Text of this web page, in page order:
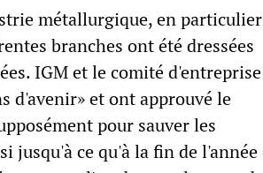
métallurgique, en particulier
branches ont été dressées
IGM et le comité d'entreprise
d'avenir» et ont approuvé le
pour sauver les
jusqu'à ce qu'à la fin de l'année